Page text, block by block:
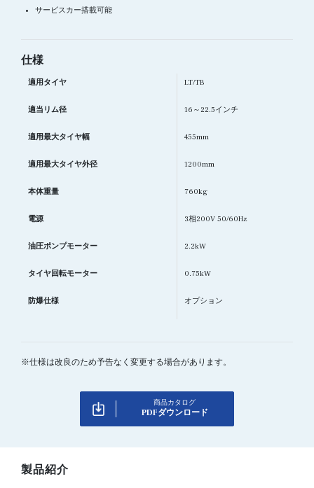
サービスカー搭載可能
仕様
適用タイヤ LT/TB
適当リム径 16～22.5インチ
適用最大タイヤ幅 455mm
適用最大タイヤ外径 1200mm
本体重量 760kg
電源 3相200V 50/60Hz
油圧ポンプモーター 2.2kW
タイヤ回転モーター 0.75kW
防爆仕様 オプション
※仕様は改良のため予告なく変更する場合があります。
商品カタログ
PDFダウンロード
製品紹介